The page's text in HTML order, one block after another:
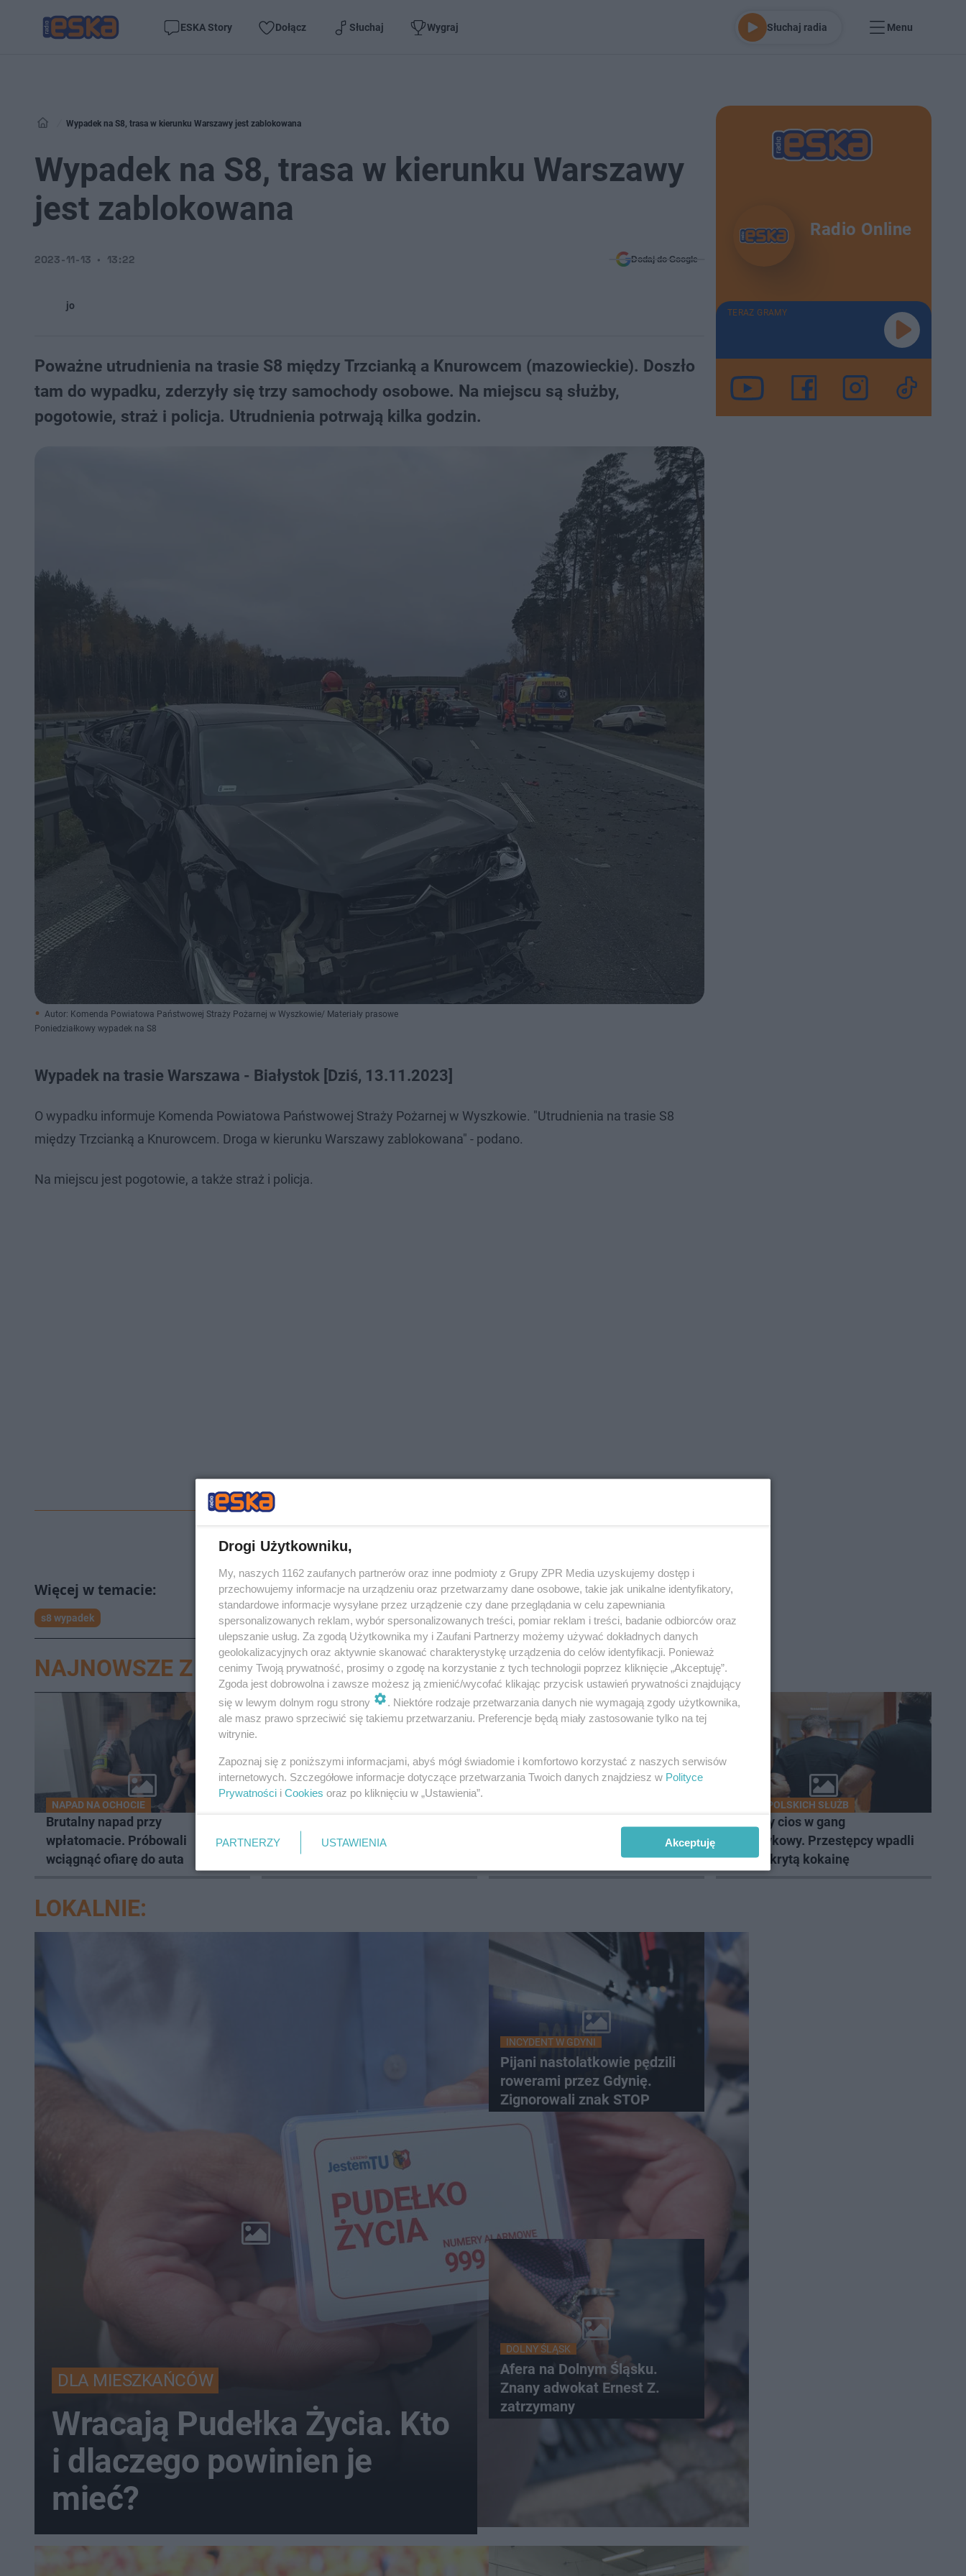
ESKA Story Dołącz Słuchaj Wygraj Słuchaj radia Menu
Wypadek na S8, trasa w kierunku Warszawy jest zablokowana
Wypadek na S8, trasa w kierunku Warszawy
jest zablokowana
jo
2023-11-13 13:22 Dodaj do Google
Poważne utrudnienia na trasie S8 między Trzcianką a Knurowcem (mazowieckie). Doszło
tam do wypadku, zderzyły się trzy samochody osobowe. Na miejscu są służby,
pogotowie, straż i policja. Utrudnienia potrwają kilka godzin.
Autor: Komenda Powiatowa Państwowej Straży Pożarnej w Wyszkowie/ Materiały prasowe
Poniedziałkowy wypadek na S8
Wypadek na trasie Warszawa - Białystok [Dziś, 13.11.2023]
O wypadku informuje Komenda Powiatowa Państwowej Straży Pożarnej w Wyszkowie. "Utrudnienia na trasie S8
między Trzcianką a Knurowcem. Droga w kierunku Warszawy zablokowana" - podano.
Na miejscu jest pogotowie, a także straż i policja.
s8 wypadek
Radio Online
TERAZ GRAMY
NAJNOWSZE Z DZIAŁU WARSZAWA
5
NAPAD NA OCHOCIE
Brutalny napad przy
wpłatomacie. Próbowali
wciągnąć ofiarę do auta
aplikacja chce zmienić sposób
randkowania online
AKCJA POLSKICH SŁUŻB
Potężny cios w gang
narkotykowy. Przestępcy wpadli
przez ukrytą kokainę
LOKALNIE:
DLA MIESZKAŃCÓW
Wracają Pudełka Życia. Kto
i dlaczego powinien je
mieć?
INCYDENT W GDYNI
Pijani nastolatkowie pędzili
rowerami przez Gdynię.
Zignorowali znak STOP
DOLNY ŚLĄSK
Afera na Dolnym Śląsku.
Znany adwokat Ernest Z.
zatrzymany
Drogi Użytkowniku,
My, naszych 1162 zaufanych partnerów oraz inne podmioty z Grupy ZPR Media uzyskujemy dostęp i
przechowujemy informacje na urządzeniu oraz przetwarzamy dane osobowe, takie jak unikalne identyfikatory,
standardowe informacje wysyłane przez urządzenie czy dane przeglądania w celu zapewniania
spersonalizowanych reklam, wybór spersonalizowanych treści, pomiar reklam i treści, badanie odbiorców oraz
ulepszanie usług. Za zgodą Użytkownika my i Zaufani Partnerzy możemy używać dokładnych danych
geolokalizacyjnych oraz aktywnie skanować charakterystykę urządzenia do celów identyfikacji. Ponieważ
cenimy Twoją prywatność, prosimy o zgodę na korzystanie z tych technologii poprzez kliknięcie „Akceptuję”.
Zgoda jest dobrowolna i zawsze możesz ją zmienić/wycofać klikając przycisk ustawień prywatności znajdujący
się w lewym dolnym rogu strony
. Niektóre rodzaje przetwarzania danych nie wymagają zgody użytkownika,
ale masz prawo sprzeciwić się takiemu przetwarzaniu. Preferencje będą miały zastosowanie tylko na tej
witrynie.
Zapoznaj się z poniższymi informacjami, abyś mógł świadomie i komfortowo korzystać z naszych serwisów
internetowych. Szczegółowe informacje dotyczące przetwarzania Twoich danych znajdziesz w Polityce
Prywatności i Cookies oraz po kliknięciu w „Ustawienia”.
PARTNERZY USTAWIENIA Akceptuję